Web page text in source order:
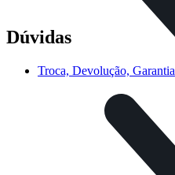
Dúvidas
Troca, Devolução, Garantia